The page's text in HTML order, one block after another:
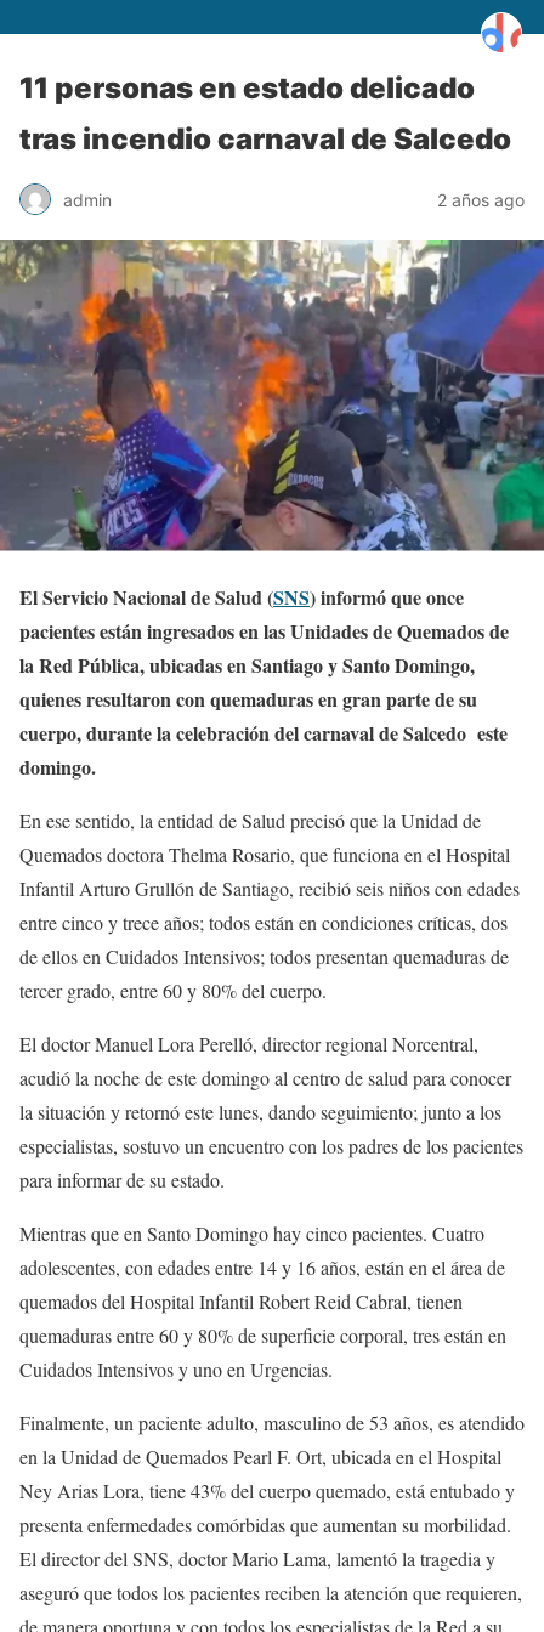
11 personas en estado delicado
tras incendio carnaval de Salcedo
admin 2 años ago
El Servicio Nacional de Salud (SNS) informó que once
pacientes están ingresados en las Unidades de Quemados de
la Red Pública, ubicadas en Santiago y Santo Domingo,
quienes resultaron con quemaduras en gran parte de su
cuerpo, durante la celebración del carnaval de Salcedo este
domingo.
En ese sentido, la entidad de Salud precisó que la Unidad de
Quemados doctora Thelma Rosario, que funciona en el Hospital
Infantil Arturo Grullón de Santiago, recibió seis niños con edades
entre cinco y trece años; todos están en condiciones críticas, dos
de ellos en Cuidados Intensivos; todos presentan quemaduras de
tercer grado, entre 60 y 80% del cuerpo.
El doctor Manuel Lora Perelló, director regional Norcentral,
acudió la noche de este domingo al centro de salud para conocer
la situación y retornó este lunes, dando seguimiento; junto a los
especialistas, sostuvo un encuentro con los padres de los pacientes
para informar de su estado.
Mientras que en Santo Domingo hay cinco pacientes. Cuatro
adolescentes, con edades entre 14 y 16 años, están en el área de
quemados del Hospital Infantil Robert Reid Cabral, tienen
quemaduras entre 60 y 80% de superficie corporal, tres están en
Cuidados Intensivos y uno en Urgencias.
Finalmente, un paciente adulto, masculino de 53 años, es atendido
en la Unidad de Quemados Pearl F. Ort, ubicada en el Hospital
Ney Arias Lora, tiene 43% del cuerpo quemado, está entubado y
presenta enfermedades comórbidas que aumentan su morbilidad.
El director del SNS, doctor Mario Lama, lamentó la tragedia y
aseguró que todos los pacientes reciben la atención que requieren,
de manera oportuna y con todos los especialistas de la Red a su